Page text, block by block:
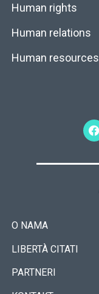
Human rights
Human relations
Human resources
O NAMA
LIBERTÀ CITATI
PARTNERI